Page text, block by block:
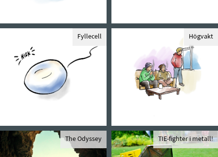
Fyllecell Högvakt
The Odyssey TIE-fighter i metall!